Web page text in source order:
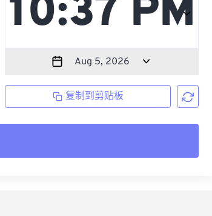
复制到剪贴板